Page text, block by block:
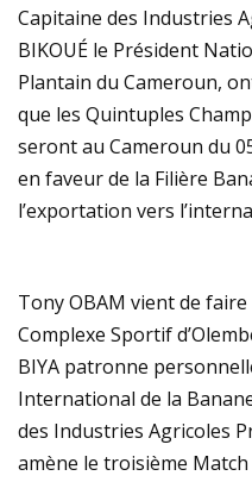
Capitaine des Industries
BIKOUÉ le Président
Plantain du Cameroun,
que les Quintuples
seront au Cameroun du
en faveur de la Filière
l’exportation vers
Tony OBAM vient de
Complexe Sportif
BIYA patronne
International de la
des Industries Agricoles
amène le troisième Match